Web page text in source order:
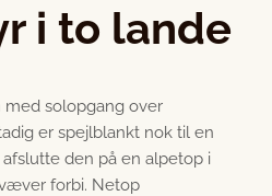
i to lande
med solopgang over
er spejlblankt nok til en
den på en alpetop i
forbi. Netop